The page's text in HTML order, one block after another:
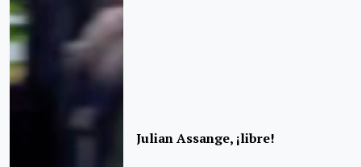
Julian Assange, ¡libre!